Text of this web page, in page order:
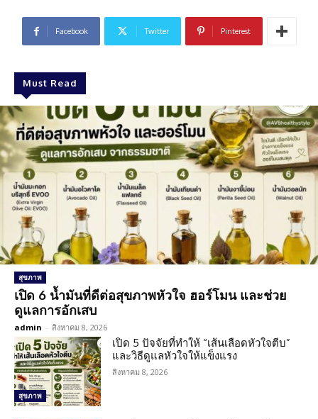
Facebook Twitter Pinterest
Must Read
สุขภาพ
เปิด 6 น้ำมันที่ดีต่อสุขภาพหัวใจ ฮอร์โมน และช่วย
ดูแลการอักเสบ
admin - สิงหาคม 8, 2026
สุขภาพ
เปิด 5 ปัจจัยที่ทำให้ “เส้นเลือดหัวใจตีบ”
และวิธีดูแลหัวใจให้แข็งแรง
สิงหาคม 8, 2026